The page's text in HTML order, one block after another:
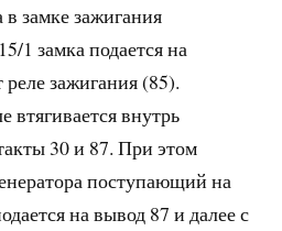
замке зажигания
1 замка подается на
зажигания (85).
втягивается внутрь
30 и 87. При этом
поступающий на
на вывод 87 и далее с